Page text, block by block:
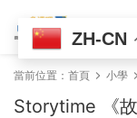
當前位置： 首頁 小學
Storytime 《
ZH-CN